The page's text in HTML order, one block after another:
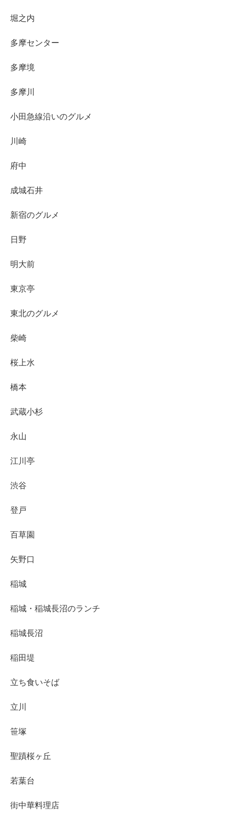
堀之内
多摩センター
多摩境
多摩川
小田急線沿いのグルメ
川崎
府中
成城石井
新宿のグルメ
日野
明大前
東京亭
東北のグルメ
柴崎
桜上水
橋本
武蔵小杉
永山
江川亭
渋谷
登戸
百草園
矢野口
稲城
稲城・稲城長沼のランチ
稲城長沼
稲田堤
立ち食いそば
立川
笹塚
聖蹟桜ヶ丘
若葉台
街中華料理店